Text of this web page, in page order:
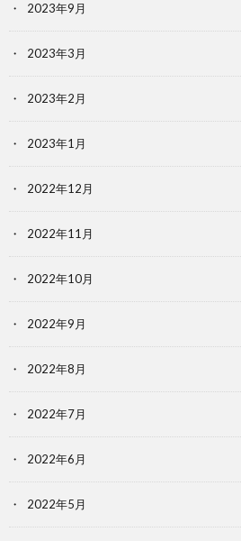
2023年9月
2023年3月
2023年2月
2023年1月
2022年12月
2022年11月
2022年10月
2022年9月
2022年8月
2022年7月
2022年6月
2022年5月